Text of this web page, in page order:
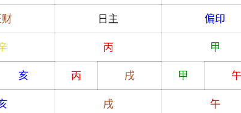
财 日主 偏印
丙 甲
亥 丙 戌 甲 午
戌 午